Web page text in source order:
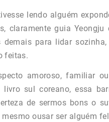
lendo alguém
claramente guia
para lidar
feitas.
amoroso, familiar
sul coreano, essa
de sermos bons o
ousar ser alguém